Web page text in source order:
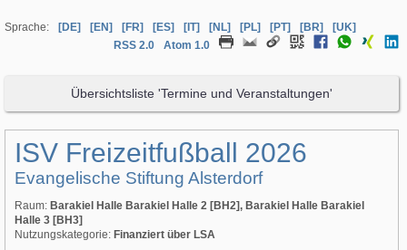
Sprache: [DE] [EN] [FR] [ES] [IT] [NL] [PL] [PT] [BR]
[UK]
RSS 2.0
Atom 1.0
Übersichtsliste 'Termine und Veranstaltungen'
ISV Freizeitfußball 2026
Evangelische Stiftung Alsterdorf
Raum: Barakiel Halle Barakiel Halle 2 [BH2], Barakiel Halle Barakiel
Halle 3 [BH3]
Nutzungskategorie: Finanziert über LSA